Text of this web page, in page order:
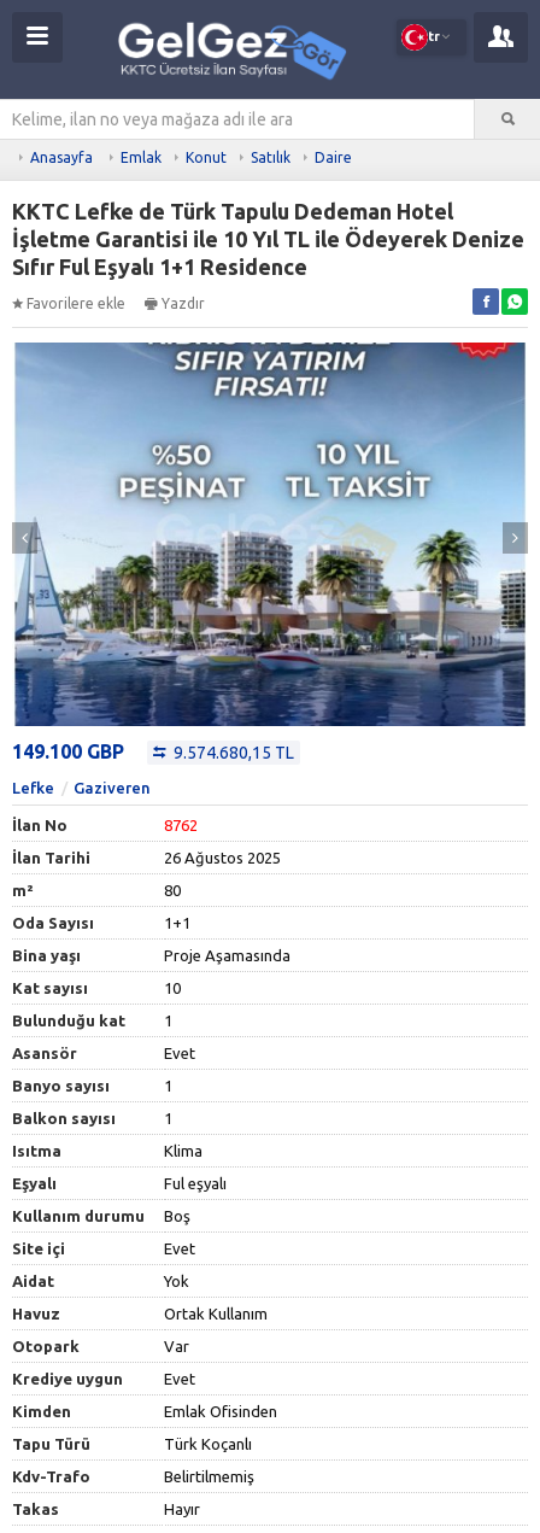
tr
Anasayfa Emlak Konut Satılık Daire
KKTC Lefke de Türk Tapulu Dedeman Hotel
İşletme Garantisi ile 10 Yıl TL ile Ödeyerek Denize
Sıfır Ful Eşyalı 1+1 Residence
Favorilere ekle Yazdır
149.100 GBP 9.574.680,15 TL
Lefke Gaziveren
İlan No
8762
İlan Tarihi
26 Ağustos 2025
m²
80
Oda Sayısı
1+1
Bina yaşı
Proje Aşamasında
Kat sayısı
10
Bulunduğu kat
1
Asansör
Evet
Banyo sayısı
1
Balkon sayısı
1
Isıtma
Klima
Eşyalı
Ful eşyalı
Kullanım durumu
Boş
Site içi
Evet
Aidat
Yok
Havuz
Ortak Kullanım
Otopark
Var
Krediye uygun
Evet
Kimden
Emlak Ofisinden
Tapu Türü
Türk Koçanlı
Kdv-Trafo
Belirtilmemiş
Takas
Hayır